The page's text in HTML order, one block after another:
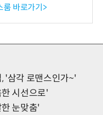
AI IP데이터분석
룸 바로가기>
'삼각 로맨스인가~'
시선으로'
눈맞춤'